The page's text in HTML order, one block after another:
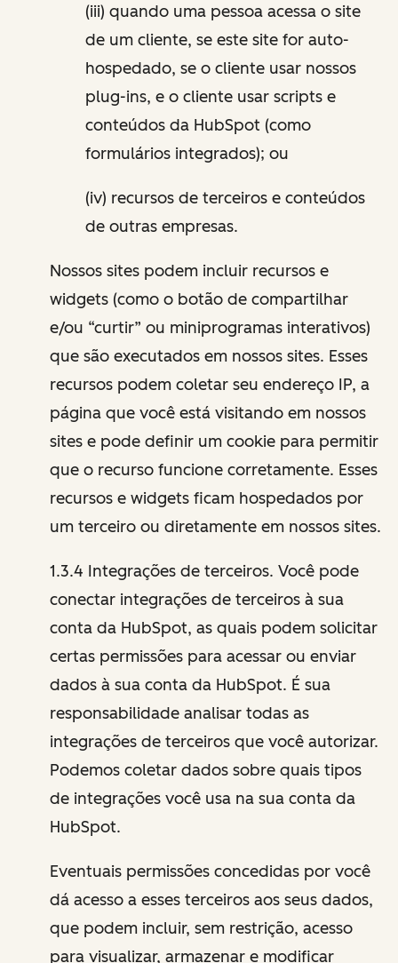
(iii) quando uma pessoa acessa o site
de um cliente, se este site for auto-
hospedado, se o cliente usar nossos
plug-ins, e o cliente usar scripts e
conteúdos da HubSpot (como
formulários integrados); ou
(iv) recursos de terceiros e conteúdos
de outras empresas.
Nossos sites podem incluir recursos e
widgets (como o botão de compartilhar
e/ou “curtir” ou miniprogramas interativos)
que são executados em nossos sites. Esses
recursos podem coletar seu endereço IP, a
página que você está visitando em nossos
sites e pode definir um cookie para permitir
que o recurso funcione corretamente. Esses
recursos e widgets ficam hospedados por
um terceiro ou diretamente em nossos sites.
1.3.4 Integrações de terceiros. Você pode
conectar integrações de terceiros à sua
conta da HubSpot, as quais podem solicitar
certas permissões para acessar ou enviar
dados à sua conta da HubSpot. É sua
responsabilidade analisar todas as
integrações de terceiros que você autorizar.
Podemos coletar dados sobre quais tipos
de integrações você usa na sua conta da
HubSpot.
Eventuais permissões concedidas por você
dá acesso a esses terceiros aos seus dados,
que podem incluir, sem restrição, acesso
para visualizar, armazenar e modificar